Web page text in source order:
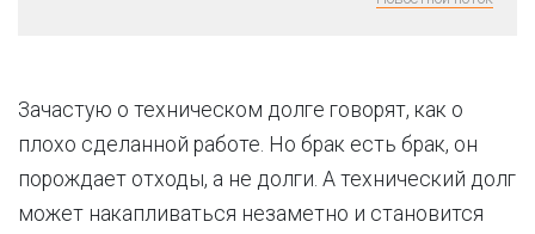
Зачастую о техническом долге говорят, как о
плохо сделанной работе. Но брак есть брак, он
порождает отходы, а не долги. А технический долг
может накапливаться незаметно и становится